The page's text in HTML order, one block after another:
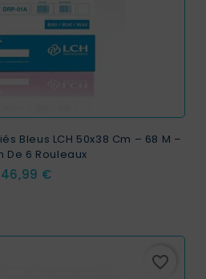
Bleus LCH 50x38 Cm – 68 M –
De 6 Rouleaux
Prix
46,99 €
favorite_border